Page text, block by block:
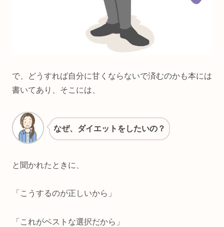
で、どうすれば自分に甘くならないで済むのかも本には
書いてあり、そこには、
なぜ、ダイエットをしたいの？
と聞かれたときに、
「こうするのが正しいから」
「これがベストな選択だから」